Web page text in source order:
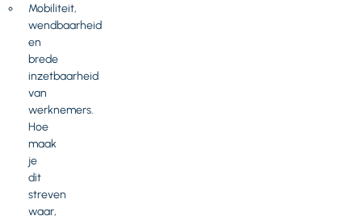
Mobiliteit,
wendbaarheid
en
brede
inzetbaarheid
van
werknemers.
Hoe
maak
je
dit
streven
waar,